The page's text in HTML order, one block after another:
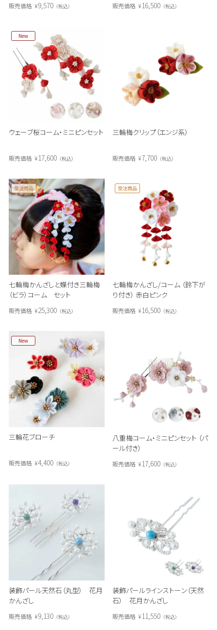
販売価格 ¥9,570 税込 販売価格 ¥16,500 税込
ウェーブ桜コーム・ミニピンセット
New
販売価格 ¥17,600 税込
三輪梅クリップ（エンジ系）
販売価格 ¥7,700 税込
七輪梅かんざしと蝶付き三輪梅
（ビラ）コーム セット
受注商品
販売価格 ¥25,300 税込
七輪梅かんざし/コーム （鈴下が
り付き） 赤白ピンク
受注商品
販売価格 ¥16,500 税込
三輪花ブローチ
New
販売価格 ¥4,400 税込
八重梅コーム・ミニピンセット （パ
ール付き）
販売価格 ¥17,600 税込
装飾パール天然石（丸型） 花月
かんざし
販売価格 ¥9,130 税込
装飾パールラインストーン（天然
石） 花月かんざし
販売価格 ¥11,550 税込